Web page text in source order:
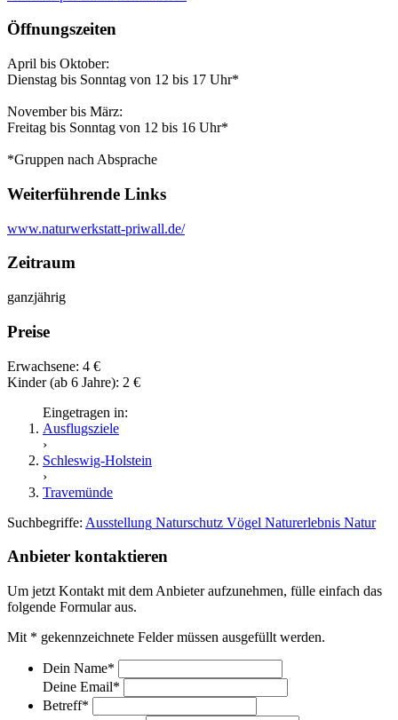
Öffnungszeiten
April bis Oktober:
Dienstag bis Sonntag von 12 bis 17 Uhr*
November bis März:
Freitag bis Sonntag von 12 bis 16 Uhr*
*Gruppen nach Absprache
Weiterführende Links
www.naturwerkstatt-priwall.de/
Zeitraum
ganzjährig
Preise
Erwachsene: 4 €
Kinder (ab 6 Jahre): 2 €
Eingetragen in:
Ausflugsziele
›
Schleswig-Holstein
›
Travemünde
Suchbegriffe: Ausstellung Naturschutz Vögel Naturerlebnis Natur
Anbieter kontaktieren
Um jetzt Kontakt mit dem Anbieter aufzunehmen, fülle einfach das
folgende Formular aus.
Mit * gekennzeichnete Felder müssen ausgefüllt werden.
Dein Name*
Deine Email*
Betreff*